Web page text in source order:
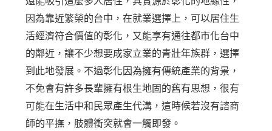
因為靠近繁榮的台中，在就業選擇上，可以居住生
活經濟符合價值的彰化，又能享有通往都市化台中
的鄰近，讓不少想要成家立業的青壯年族群，選擇
到此地發展。不過彰化因為擁有傳統產業的背景，
不免會有許多長輩擁有根生地固的舊有思想，很有
可能在生活中和民眾產生代溝，這時候若沒有諮商
師的平撫，肢體衝突就會一觸即發。